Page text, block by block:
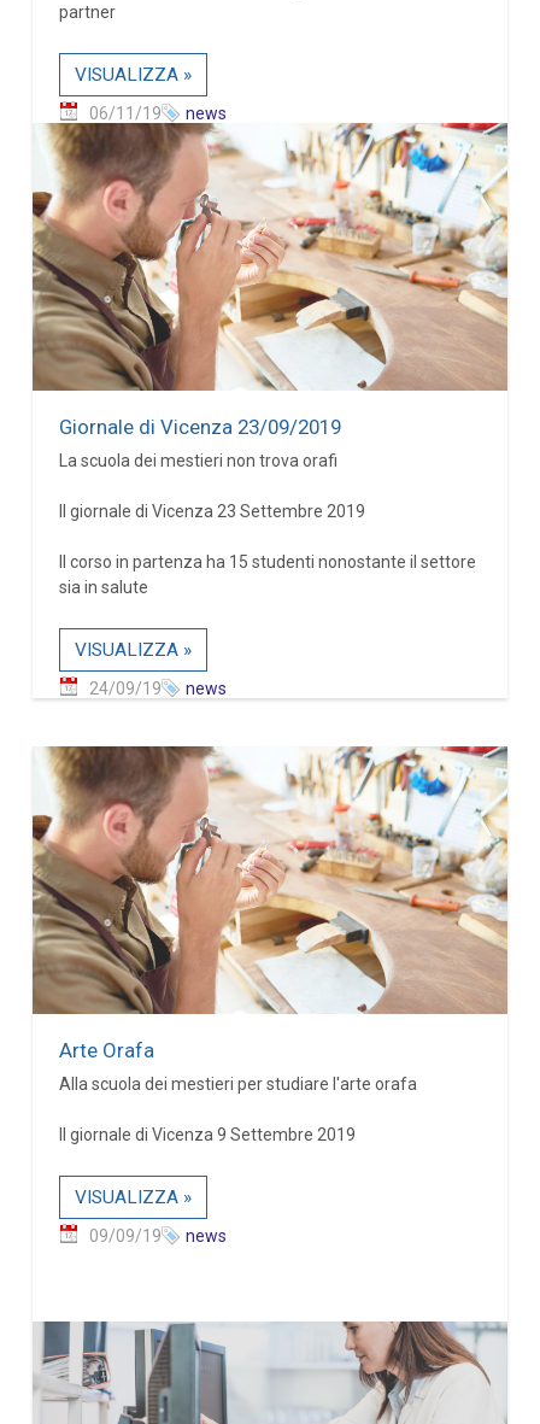
partner
VISUALIZZA »
06/11/19 news
Giornale di Vicenza 23/09/2019
La scuola dei mestieri non trova orafi
Il giornale di Vicenza 23 Settembre 2019
Il corso in partenza ha 15 studenti nonostante il settore
sia in salute
VISUALIZZA »
24/09/19 news
Arte Orafa
Alla scuola dei mestieri per studiare l'arte orafa
Il giornale di Vicenza 9 Settembre 2019
VISUALIZZA »
09/09/19 news